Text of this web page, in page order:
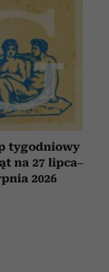
danymi
tygodniowy
na 27 lipca–
2026